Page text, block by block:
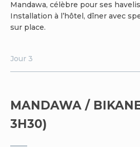
Mandawa, célèbre pour ses
Installation à l’hôtel, dîner avec
sur place.
Jour 3
MANDAWA /
3H30)